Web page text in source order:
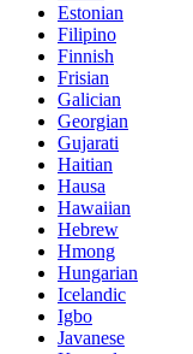
Estonian
Filipino
Finnish
Frisian
Galician
Georgian
Gujarati
Haitian
Hausa
Hawaiian
Hebrew
Hmong
Hungarian
Icelandic
Igbo
Javanese